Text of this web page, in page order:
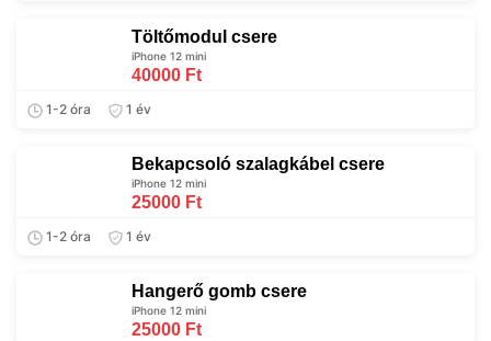
Töltőmodul csere
iPhone 12 mini
40000 Ft
1-2 óra 1 év
Bekapcsoló szalagkábel csere
iPhone 12 mini
25000 Ft
1-2 óra 1 év
Hangerő gomb csere
iPhone 12 mini
25000 Ft